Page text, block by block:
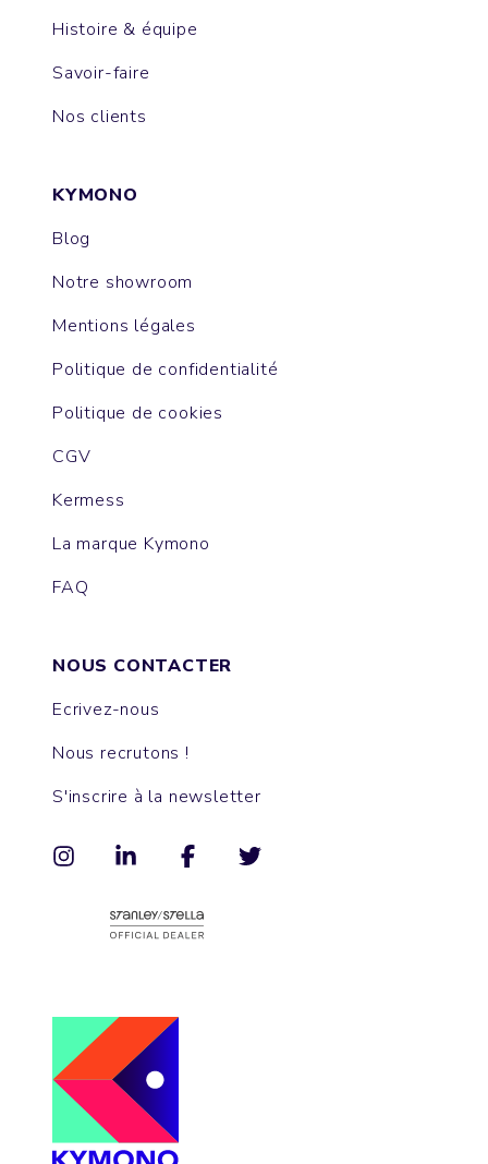
Histoire & équipe
Savoir-faire
Nos clients
KYMONO
Blog
Notre showroom
Mentions légales
Politique de confidentialité
Politique de cookies
CGV
Kermess
La marque Kymono
FAQ
NOUS CONTACTER
Ecrivez-nous
Nous recrutons !
S'inscrire à la newsletter